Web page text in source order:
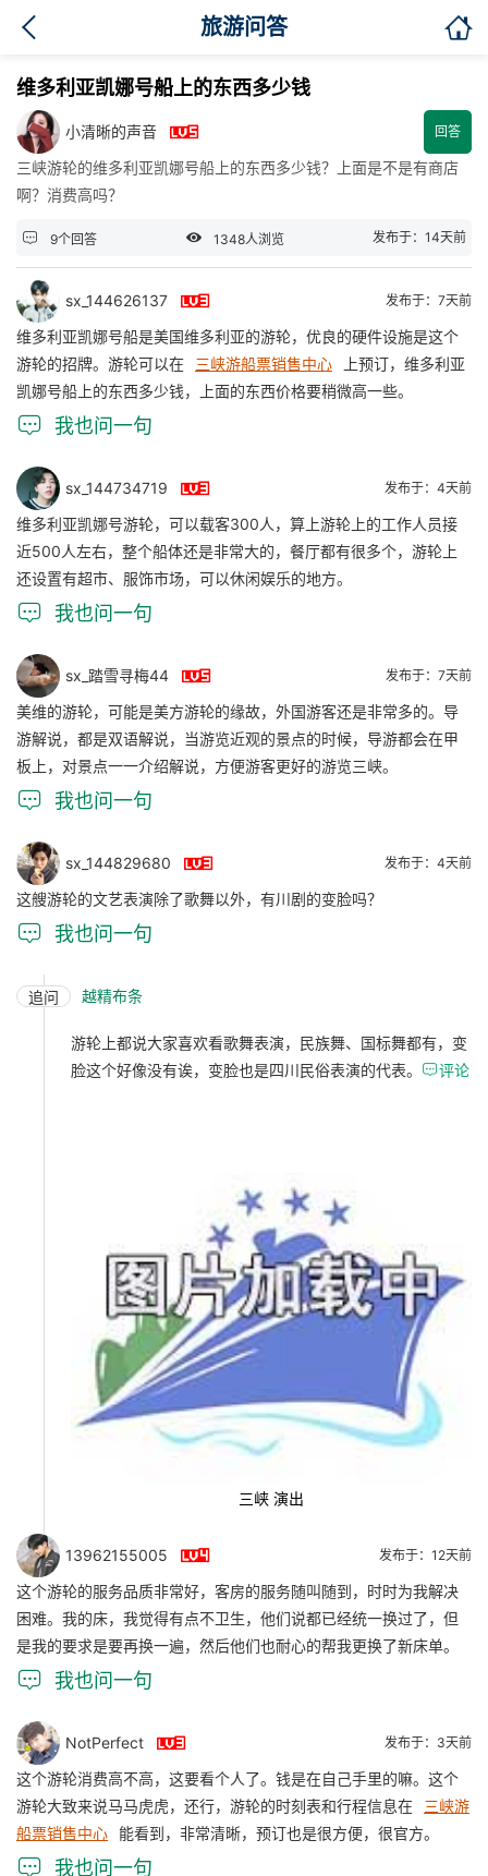
旅游问答 
维多利亚凯娜号船上的东西多少钱
小清晰的声音  回答
三峡游轮的维多利亚凯娜号船上的东西多少钱？上面是不是有商店
啊？消费高吗？
 9个回答  1348人浏览 发布于：14天前
sx_144626137  发布于：7天前
维多利亚凯娜号船是美国维多利亚的游轮，优良的硬件设施是这个
游轮的招牌。游轮可以在
三峡游船票销售中心
上预订，维多利亚
凯娜号船上的东西多少钱，上面的东西价格要稍微高一些。
 我也问一句
sx_144734719  发布于：4天前
维多利亚凯娜号游轮，可以载客300人，算上游轮上的工作人员接
近500人左右，整个船体还是非常大的，餐厅都有很多个，游轮上
还设置有超市、服饰市场，可以休闲娱乐的地方。
 我也问一句
sx_踏雪寻梅44  发布于：7天前
美维的游轮，可能是美方游轮的缘故，外国游客还是非常多的。导
游解说，都是双语解说，当游览近观的景点的时候，导游都会在甲
板上，对景点一一介绍解说，方便游客更好的游览三峡。
 我也问一句
sx_144829680  发布于：4天前
这艘游轮的文艺表演除了歌舞以外，有川剧的变脸吗？
 我也问一句
追问 越精布条
游轮上都说大家喜欢看歌舞表演，民族舞、国标舞都有，变
脸这个好像没有诶，变脸也是四川民俗表演的代表。 评论
三峡 演出
13962155005  发布于：12天前
这个游轮的服务品质非常好，客房的服务随叫随到，时时为我解决
困难。我的床，我觉得有点不卫生，他们说都已经统一换过了，但
是我的要求是要再换一遍，然后他们也耐心的帮我更换了新床单。
 我也问一句
NotPerfect  发布于：3天前
这个游轮消费高不高，这要看个人了。钱是在自己手里的嘛。这个
游轮大致来说马马虎虎，还行，游轮的时刻表和行程信息在
三峡游
船票销售中心
能看到，非常清晰，预订也是很方便，很官方。
 我也问一句